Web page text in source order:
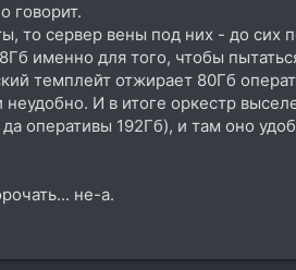
говорит.
то сервер вены под них - до сих
именно для того, чтобы
темплейт отжирает 80Гб
неудобно. И в итоге оркестр
оперативы 192Гб), и там оно
не-а.